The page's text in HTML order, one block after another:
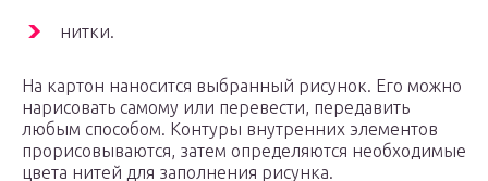
нитки.
На картон наносится выбранный рисунок. Его можно
нарисовать самому или перевести, передавить
любым способом. Контуры внутренних элементов
прорисовываются, затем определяются необходимые
цвета нитей для заполнения рисунка.